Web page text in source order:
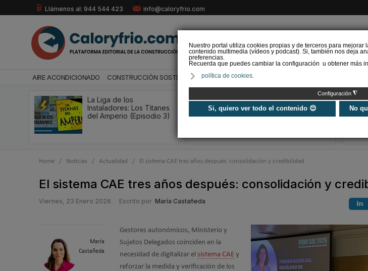
Nuestro portal utiliza cookies propias y de terceros para
contenido multimedia (vídeos y podcast). Si, también nos deja
preferencias.
Recuerda que puedes cambiar la configuración u obtener más
política de cookies.
Configuración ◮
Si, quiero ver todo el contenido 😊 No
Llámenos al: 944 544 423 info@caloryfrio.com
AIRE ACONDICIONADO CONSTRUCCIÓN SOSTENIBLE ENERGÍAS RENOVABLES
La Liga de los
Instaladores: Los Titanes
del Amperio (Episodio 3)
Universo Aniversario - Un
año, muchos momentos
Home / Noticias / Actualidad / El sistema CAE tres años después: consolidación y credibilidad
El sistema CAE tres años después: consolidación y
Viernes, 23 Enero 2026 Escrito por María Castañeda
María
Castañeda
Gestores autonómicos, Ministerio y
Sujetos Delegados coinciden en la
necesidad de digitalizar el sistema CAE y
reforzar la medida y verificación de los